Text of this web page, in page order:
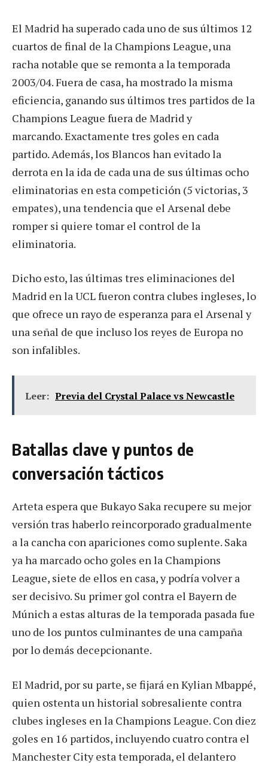
El Madrid ha superado cada uno de sus últimos 12
cuartos de final de la Champions League, una
racha notable que se remonta a la temporada
2003/04. Fuera de casa, ha mostrado la misma
eficiencia, ganando sus últimos tres partidos de la
Champions League fuera de Madrid y
marcando. Exactamente tres goles en cada
partido. Además, los Blancos han evitado la
derrota en la ida de cada una de sus últimas ocho
eliminatorias en esta competición (5 victorias, 3
empates), una tendencia que el Arsenal debe
romper si quiere tomar el control de la
eliminatoria.
Dicho esto, las últimas tres eliminaciones del
Madrid en la UCL fueron contra clubes ingleses, lo
que ofrece un rayo de esperanza para el Arsenal y
una señal de que incluso los reyes de Europa no
son infalibles.
Leer: Previa del Crystal Palace vs Newcastle
Batallas clave y puntos de
conversación tácticos
Arteta espera que Bukayo Saka recupere su mejor
versión tras haberlo reincorporado gradualmente
a la cancha con apariciones como suplente. Saka
ya ha marcado ocho goles en la Champions
League, siete de ellos en casa, y podría volver a
ser decisivo. Su primer gol contra el Bayern de
Múnich a estas alturas de la temporada pasada fue
uno de los puntos culminantes de una campaña
por lo demás decepcionante.
El Madrid, por su parte, se fijará en Kylian Mbappé,
quien ostenta un historial sobresaliente contra
clubes ingleses en la Champions League. Con diez
goles en 16 partidos, incluyendo cuatro contra el
Manchester City esta temporada, el delantero